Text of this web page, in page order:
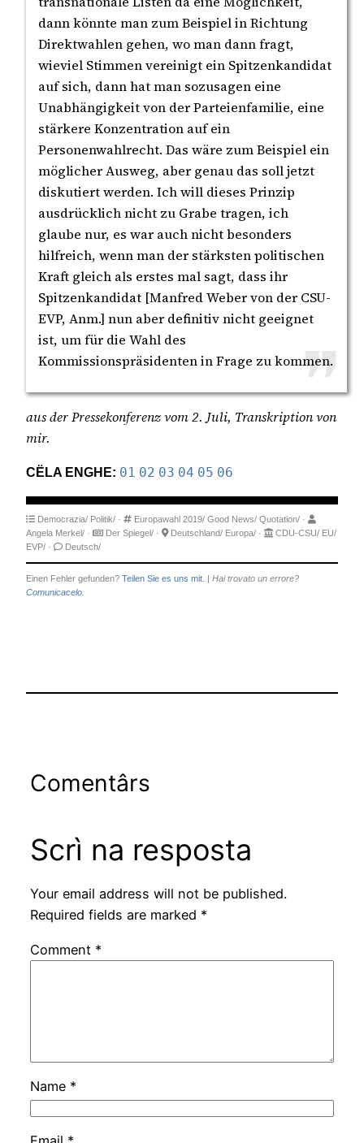
dann könnte man zum Beispiel in Richtung
Direktwahlen gehen, wo man dann fragt,
wieviel Stimmen vereinigt ein Spitzenkandidat
auf sich, dann hat man sozusagen eine
Unabhängigkeit von der Parteienfamilie, eine
stärkere Konzentration auf ein
Personenwahlrecht. Das wäre zum Beispiel ein
möglicher Ausweg, aber genau das soll jetzt
diskutiert werden. Ich will dieses Prinzip
ausdrücklich nicht zu Grabe tragen, ich
glaube nur, es war auch nicht besonders
hilfreich, wenn man der stärksten politischen
Kraft gleich als erstes mal sagt, dass ihr
Spitzenkandidat [Manfred Weber von der CSU-
EVP, Anm.] nun aber definitiv nicht geeignet
ist, um für die Wahl des
Kommissionspräsidenten in Frage zu kommen.
aus der Pressekonferenz vom 2. Juli, Transkription von
mir.
CËLA ENGHE: 01 02 03 04 05 06
Democrazia/ Politik/ · Europawahl 2019/ Good News/ Quotation/ ·
Angela Merkel/ · Der Spiegel/ · Deutschland/ Europa/ · CDU-CSU/ EU/
EVP/ · Deutsch/
Einen Fehler gefunden? Teilen Sie es uns mit. | Hai trovato un errore?
Comunicacelo.
Comentârs
Scrì na resposta
Your email address will not be published.
Required fields are marked *
Comment *
Name *